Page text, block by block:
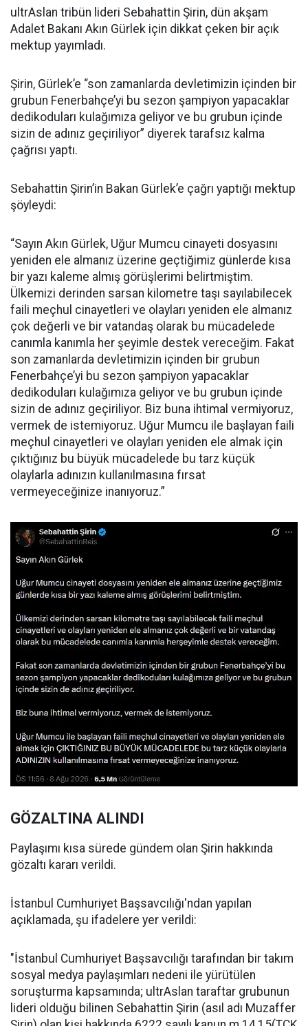
ultrAslan tribün lideri Sebahattin Şirin, dün akşam
Adalet Bakanı Akın Gürlek için dikkat çeken bir açık
mektup yayımladı.
Şirin, Gürlek’e “son zamanlarda devletimizin içinden bir
grubun Fenerbahçe’yi bu sezon şampiyon yapacaklar
dedikoduları kulağımıza geliyor ve bu grubun içinde
sizin de adınız geçiriliyor” diyerek tarafsız kalma
çağrısı yaptı.
Sebahattin Şirin’in Bakan Gürlek’e çağrı yaptığı mektup
şöyleydi:
“Sayın Akın Gürlek, Uğur Mumcu cinayeti dosyasını
yeniden ele almanız üzerine geçtiğimiz günlerde kısa
bir yazı kaleme almış görüşlerimi belirtmiştim.
Ülkemizi derinden sarsan kilometre taşı sayılabilecek
faili meçhul cinayetleri ve olayları yeniden ele almanız
çok değerli ve bir vatandaş olarak bu mücadelede
canımla kanımla her şeyimle destek vereceğim. Fakat
son zamanlarda devletimizin içinden bir grubun
Fenerbahçe’yi bu sezon şampiyon yapacaklar
dedikoduları kulağımıza geliyor ve bu grubun içinde
sizin de adınız geçiriliyor. Biz buna ihtimal vermiyoruz,
vermek de istemiyoruz. Uğur Mumcu ile başlayan faili
meçhul cinayetleri ve olayları yeniden ele almak için
çıktığınız bu büyük mücadelede bu tarz küçük
olaylarla adınızın kullanılmasına fırsat
vermeyeceğinize inanıyoruz.”
GÖZALTINA ALINDI
Paylaşımı kısa sürede gündem olan Şirin hakkında
gözaltı kararı verildi.
İstanbul Cumhuriyet Başsavcılığı'ndan yapılan
açıklamada, şu ifadelere yer verildi:
"İstanbul Cumhuriyet Başsavcılığı tarafından bir takım
sosyal medya paylaşımları nedeni ile yürütülen
soruşturma kapsamında; ultrAslan taraftar grubunun
lideri olduğu bilinen Sebahattin Şirin (asıl adı Muzaffer